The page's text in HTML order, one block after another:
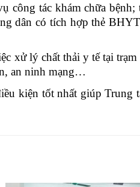
công tác khám chữa
dân có tích hợp thẻ
xử lý chất thải y tế tại trạm
an ninh mạng…
kiện tốt nhất giúp